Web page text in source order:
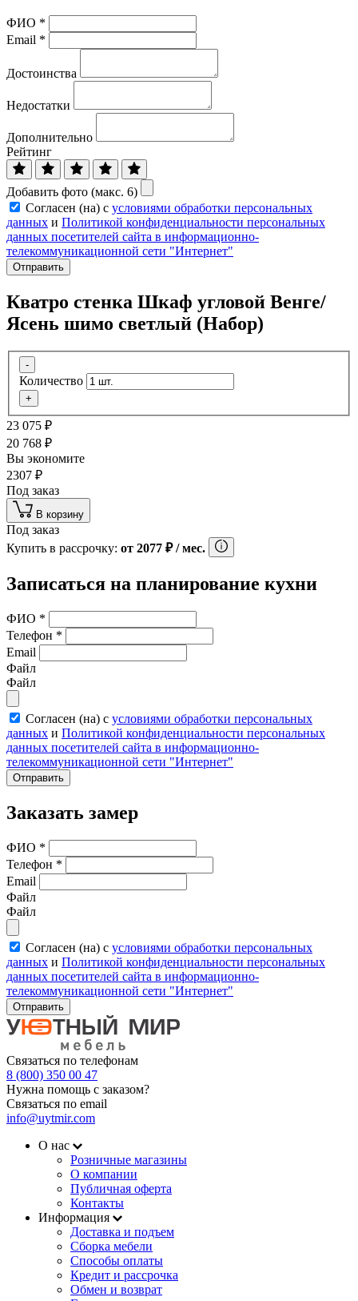
ФИО *
Email *
Достоинства
Недостатки
Дополнительно
Рейтинг
Добавить фото (макс. 6)
Согласен (на) с условиями обработки персональных
данных и Политикой конфиденциальности персональных
данных посетителей сайта в информационно-
телекоммуникационной сети "Интернет"
Отправить
Кватро стенка Шкаф угловой Венге/
Ясень шимо светлый (Набор)
-
Количество
+
23 075 ₽
20 768 ₽
Вы экономите
2307 ₽
Под заказ
В корзину
Под заказ
Купить в рассрочку: от 2077 ₽/ мес.
Записаться на планирование кухни
ФИО *
Телефон *
Email
Файл
Файл
Согласен (на) с условиями обработки персональных
данных и Политикой конфиденциальности персональных
данных посетителей сайта в информационно-
телекоммуникационной сети "Интернет"
Отправить
Заказать замер
ФИО *
Телефон *
Email
Файл
Файл
Согласен (на) с условиями обработки персональных
данных и Политикой конфиденциальности персональных
данных посетителей сайта в информационно-
телекоммуникационной сети "Интернет"
Отправить
Связаться по телефонам
8 (800) 350 00 47
Нужна помощь с заказом?
Связаться по email
info@uytmir.com
О нас
Розничные магазины
О компании
Публичная оферта
Контакты
Информация
Доставка и подъем
Сборка мебели
Способы оплаты
Кредит и рассрочка
Обмен и возврат